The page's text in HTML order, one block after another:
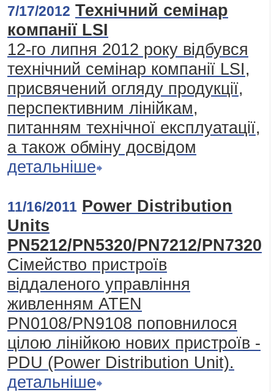
7/17/2012 Технічний семінар
компанії LSI
12-го липня 2012 року відбувся
технічний семінар компанії LSI,
присвячений огляду продукції,
перспективним лінійкам,
питанням технічної експлуатації,
а також обміну досвідом
детальніше
11/16/2011 Power Distribution
Units
PN5212/PN5320/PN7212/PN7320
Сімейство пристроїв
віддаленого управління
живленням ATEN
PN0108/PN9108 поповнилося
цілою лінійкою нових пристроїв -
PDU (Power Distribution Unit).
детальніше